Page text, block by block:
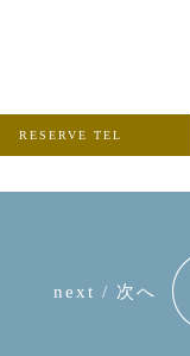
RESERVE TEL
next / 次へ